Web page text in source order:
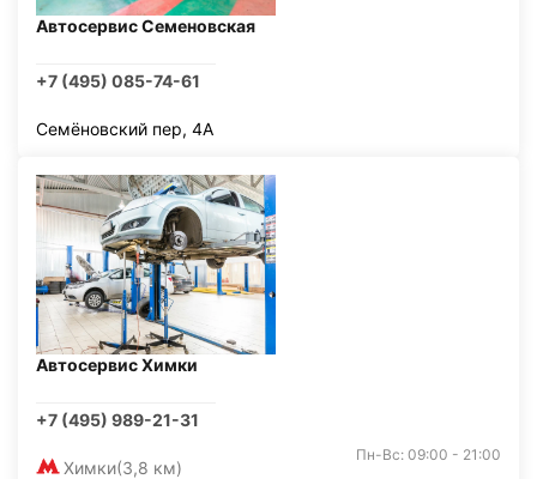
Автосервис Семеновская
+7 (495) 085-74-61
Семёновский пер, 4А
Автосервис Химки
+7 (495) 989-21-31
Химки(3,8 км)
Пн-Вс: 09:00 - 21:00